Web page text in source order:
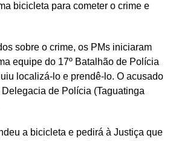
bicicleta para cometer o crime e
sobre o crime, os PMs iniciaram
equipe do 17º Batalhão de Polícia
localizá-lo e prendê-lo. O acusado
de Polícia (Taguatinga
a bicicleta e pedirá à Justiça que